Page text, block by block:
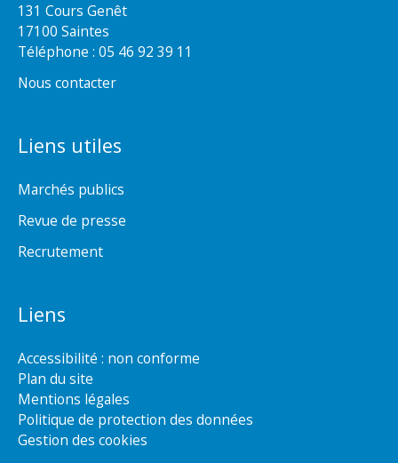
131 Cours Genêt
17100 Saintes
Téléphone : 05 46 92 39 11
Nous contacter
Liens utiles
Marchés publics
Revue de presse
Recrutement
Liens
Accessibilité : non conforme
Plan du site
Mentions légales
Politique de protection des données
Gestion des cookies